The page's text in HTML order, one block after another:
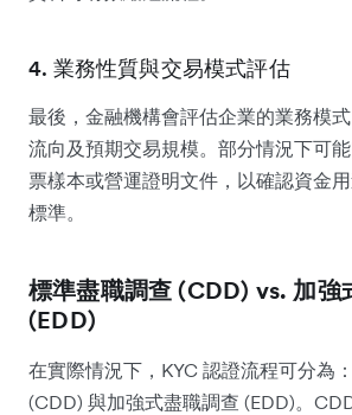
4. 業務性質與交易模式評估
最後，金融機構會評估企業的業務模
流向及預期交易規模。部分情況下可
票樣本或營運證明文件，以確認資金
標準。
標準盡職調查 (CDD) vs. 加強
(EDD)
在實際情況下，KYC 認證流程可分為
(CDD) 與加強式盡職調查 (EDD)。